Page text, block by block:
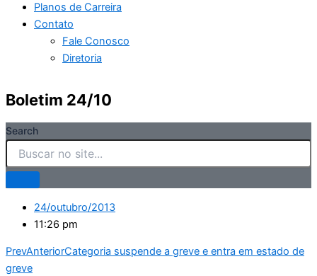
Planos de Carreira
Contato
Fale Conosco
Diretoria
Boletim 24/10
Search
24/outubro/2013
11:26 pm
PrevAnteriorCategoria suspende a greve e entra em estado de
greve